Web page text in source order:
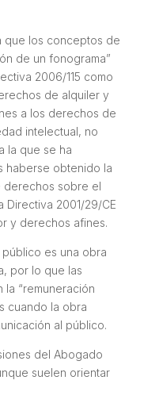
que los conceptos de
de un fonograma”
2006/115 como
de alquiler y
a los derechos de
intelectual, no
la que se ha
haberse obtenido la
derechos sobre el
Directiva 2001/29/CE
y derechos afines.
es una obra
por lo que las
“remuneración
cuando la obra
al público.
del Abogado
suelen orientar